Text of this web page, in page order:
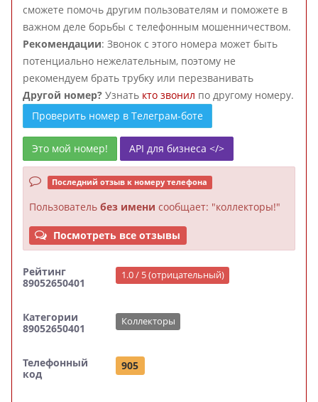
сможете помочь другим пользователям и поможете в
важном деле борьбы с телефонным мошенничеством.
Рекомендации: Звонок с этого номера может быть
потенциально нежелательным, поэтому не
рекомендуем брать трубку или перезванивать
Другой номер? Узнать кто звонил по другому номеру.
Проверить номер в Телеграм-боте
Это мой номер! API для бизнеса </>
Последний отзыв к номеру телефона
Пользователь без имени сообщает: "коллекторы!"
Посмотреть все отзывы
Рейтинг
89052650401
1.0 / 5 (отрицательный)
Категории
89052650401
Коллекторы
Телефонный
код
905